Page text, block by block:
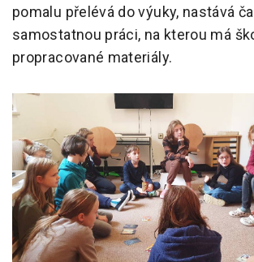
pomalu přelévá do výuky, nastává
samostatnou práci, na kterou má
propracované materiály.